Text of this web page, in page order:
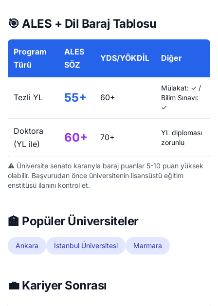
🎯 ALES + Dil Baraj Tablosu
Program
Türü
ALES
SÖZ
YDS/YÖKDİL Diğer
Tezli YL 55+ 60+
Mülakat: ✓ /
Bilim Sınavı:
✓
Doktora
(YL ile)
60+ 70+
YL diploması
zorunlu
⚠️ Üniversite senato kararıyla baraj puanlar 5-10 puan yüksek
olabilir. Başvurudan önce üniversitenin lisansüstü eğitim
enstitüsü ilanını kontrol et.
🏫 Popüler Üniversiteler
Ankara İstanbul Üniversitesi Marmara
💼 Kariyer Sonrası